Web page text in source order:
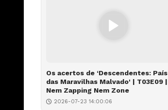
Os acertos de ‘Descendentes: País
das Maravilhas Malvado' | T03E09 |
Nem Zapping Nem Zone
2026-07-23 14:00:06